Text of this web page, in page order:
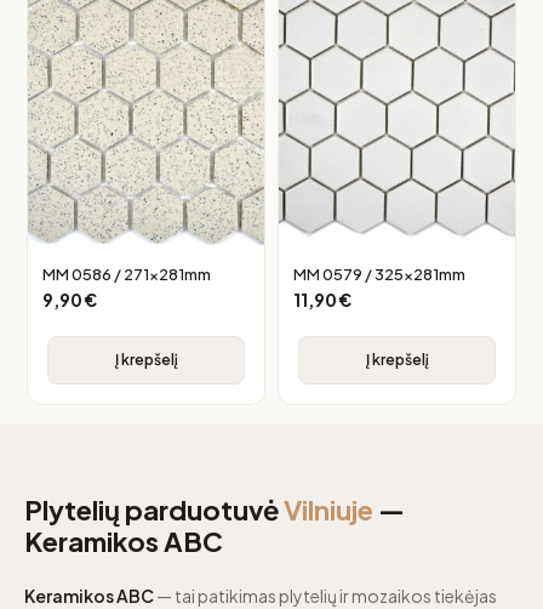
MM 0586 / 271x281mm
9,90€
Į krepšelį
MM 0579 / 325x281mm
11,90€
Į krepšelį
Plytelių parduotuvėVilniuje —
Keramikos ABC
Keramikos ABC— tai patikimas plytelių ir mozaikos tiekėjas